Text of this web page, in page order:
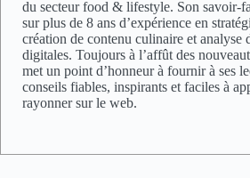
du secteur food & lifestyle. Son savoir-
sur plus de 8 ans d’expérience en
création de contenu culinaire et analyse
digitales. Toujours à l’affût des
met un point d’honneur à fournir à ses
conseils fiables, inspirants et faciles à
rayonner sur le web.